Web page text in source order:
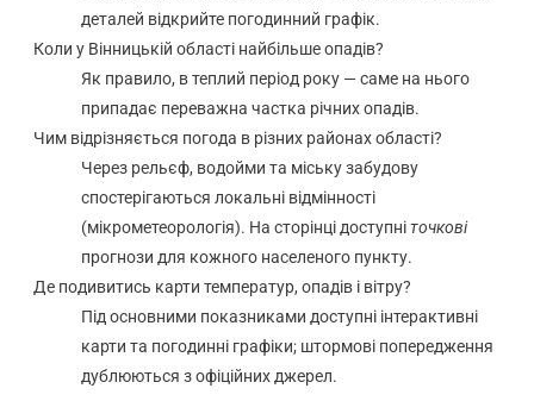
деталей відкрийте погодинний графік.
Коли у Вінницькій області найбільше опадів?
Як правило, в теплий період року — саме на нього
припадає переважна частка річних опадів.
Чим відрізняється погода в різних районах області?
Через рельєф, водойми та міську забудову
спостерігаються локальні відмінності
(мікрометеорологія). На сторінці доступніточкові
прогнози для кожного населеного пункту.
Де подивитись карти температур, опадів і вітру?
Під основними показниками доступні інтерактивні
карти та погодинні графіки; штормові попередження
дублюються з офіційних джерел.